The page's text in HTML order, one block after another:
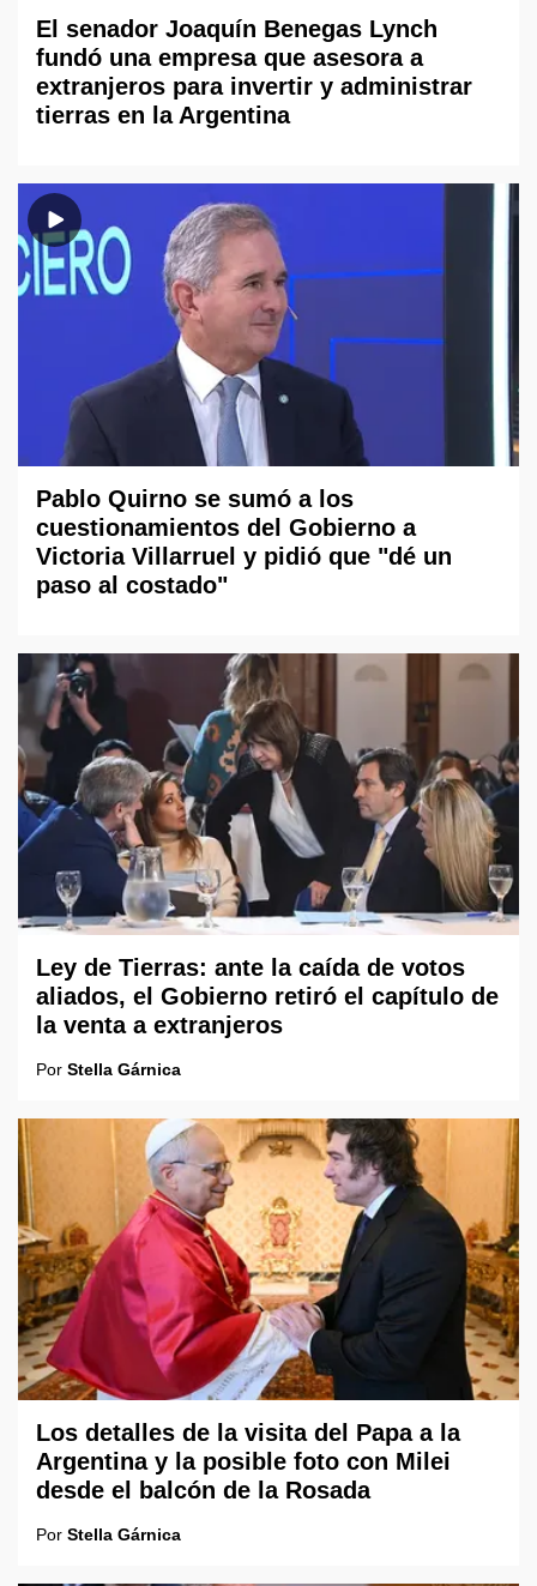
El senador Joaquín Benegas Lynch
fundó una empresa que asesora a
extranjeros para invertir y administrar
tierras en la Argentina
Pablo Quirno se sumó a los
cuestionamientos del Gobierno a
Victoria Villarruel y pidió que "dé un
paso al costado"
Ley de Tierras: ante la caída de votos
aliados, el Gobierno retiró el capítulo de
la venta a extranjeros
Por Stella Gárnica
Los detalles de la visita del Papa a la
Argentina y la posible foto con Milei
desde el balcón de la Rosada
Por Stella Gárnica